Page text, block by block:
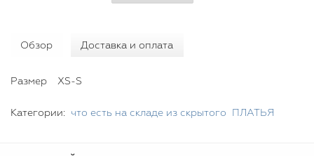
Обзор Доставка и оплата
Размер XS-S
Категории: что есть на складе из скрытого ПЛАТЬЯ